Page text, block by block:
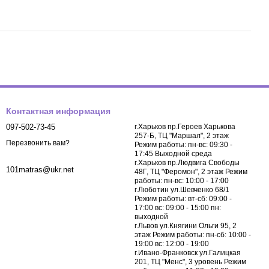
Контактная информация
097-502-73-45
Перезвонить вам?
101matras@ukr.net
г.Харьков пр.Героев Харькова
257-Б, ТЦ "Маршал", 2 этаж
Режим работы: пн-вс: 09:30 -
17:45 Выходной среда
г.Харьков пр.Людвига Свободы
48Г, ТЦ "Феромон", 2 этаж Режим
работы: пн-вс: 10:00 - 17:00
г.Люботин ул.Шевченко 68/1
Режим работы: вт-сб: 09:00 -
17:00 вс: 09:00 - 15:00 пн:
выходной
г.Львов ул.Княгини Ольги 95, 2
этаж Режим работы: пн-сб: 10:00 -
19:00 вс: 12:00 - 19:00
г.Ивано-Франковск ул.Галицкая
201, ТЦ "Менс", 3 уровень Режим